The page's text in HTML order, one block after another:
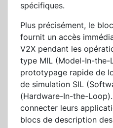
spécifiques.
Plus précisément, le
fournit un accès
V2X pendant les
type MIL (Model-In-the-
prototypage rapide de
de simulation SIL
(Hardware-In-the-
connecter leurs
blocs de description